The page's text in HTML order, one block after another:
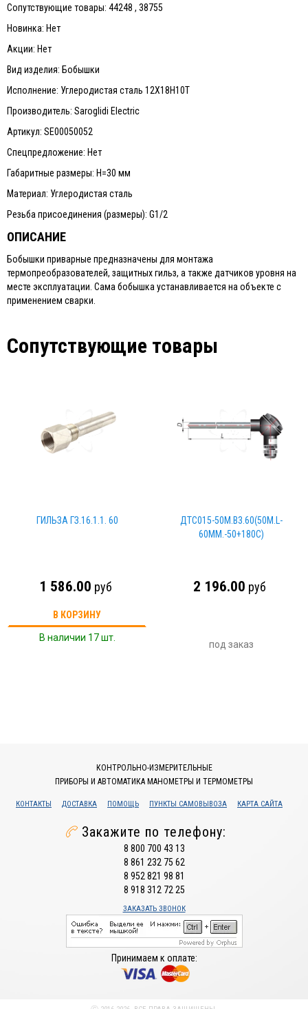
Сопутствующие товары: 44248 , 38755
Новинка: Нет
Акции: Нет
Вид изделия: Бобышки
Исполнение: Углеродистая сталь 12Х18Н10Т
Производитель: Saroglidi Electric
Артикул: SE00050052
Спецпредложение: Нет
Габаритные размеры: H=30 мм
Материал: Углеродистая сталь
Резьба присоединения (размеры): G1/2
ОПИСАНИЕ
Бобышки приварные предназначены для монтажа
термопреобразователей, защитных гильз, а также датчиков уровня на
месте эксплуатации. Сама бобышка устанавливается на объекте с
применением сварки.
Сопутствующие товары
ГИЛЬЗА ГЗ.16.1.1. 60
1 586.00 руб
В КОРЗИНУ
В наличии 17 шт.
ДТС015-50М.В3.60(50М.L-
60MM.-50+180C)
2 196.00 руб
под заказ
КОНТРОЛЬНО-ИЗМЕРИТЕЛЬНЫЕ
ПРИБОРЫ И АВТОМАТИКА МАНОМЕТРЫ И ТЕРМОМЕТРЫ
КОНТАКТЫ ДОСТАВКА ПОМОЩЬ ПУНКТЫ САМОВЫВОЗА КАРТА САЙТА
Закажите по телефону:
8 800 700 43 13
8 861 232 75 62
8 952 821 98 81
8 918 312 72 25
ЗАКАЗАТЬ ЗВОНОК
Принимаем к оплате: